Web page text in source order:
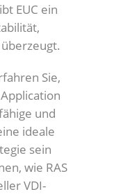
EUC ein
Sie,
und
ideale
sein
wie RAS
VDI-